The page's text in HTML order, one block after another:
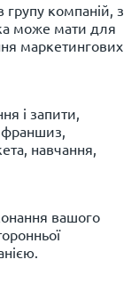
компаній, з
може мати для
маркетингових
і запити,
навчання,
вашого